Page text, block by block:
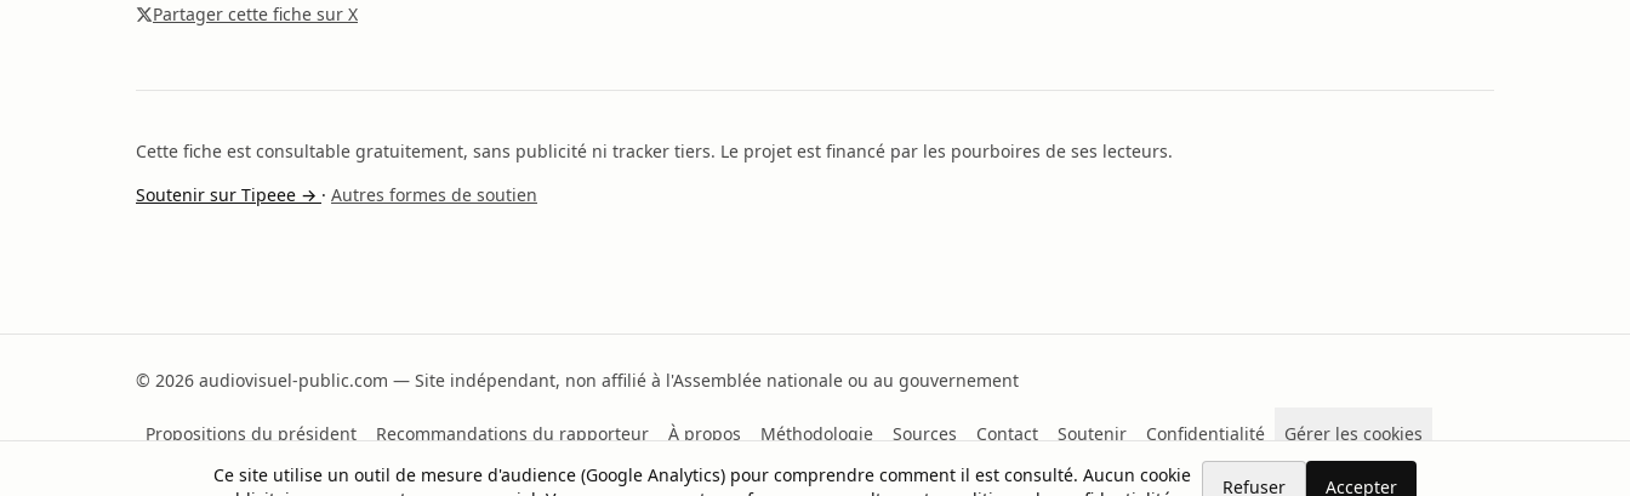
Partager cette fiche sur X
Cette fiche est consultable gratuitement, sans publicité ni tracker tiers. Le projet est financé par les pourboires de ses lecteurs.
Soutenir sur Tipeee → · Autres formes de soutien
© 2026 audiovisuel-public.com — Site indépendant, non affilié à l'Assemblée nationale ou au gouvernement
Propositions du président Recommandations du rapporteur À propos Méthodologie Sources Contact Soutenir Confidentialité Gérer les cookies
Partager sur X
Ce site utilise un outil de mesure d'audience (Google Analytics) pour comprendre comment il est consulté. Aucun cookie
Refuser Accepter